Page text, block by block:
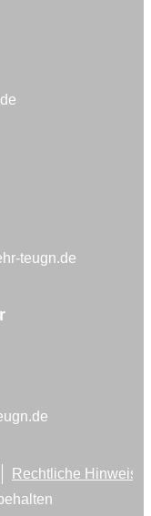
teugn.de
Rechtliche Hinweise